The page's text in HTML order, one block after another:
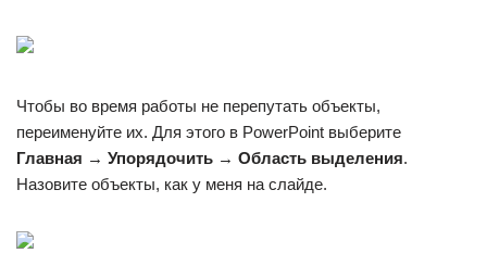
Чтобы во время работы не перепутать объекты,
переименуйте их. Для этого в PowerPoint выберите
Главная → Упорядочить → Область выделения.
Назовите объекты, как у меня на слайде.